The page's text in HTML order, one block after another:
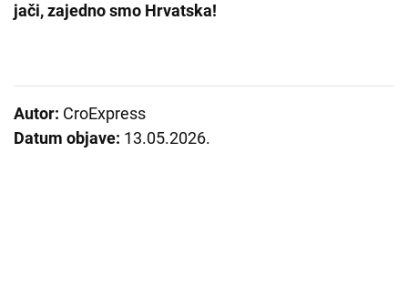
jači, zajedno smo Hrvatska!
Autor: CroExpress
Datum objave: 13.05.2026.